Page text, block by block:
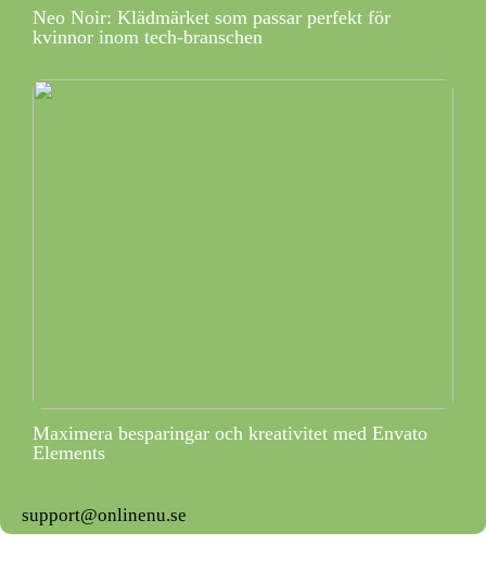
Neo Noir: Klädmärket som passar perfekt för
kvinnor inom tech-branschen
Maximera besparingar och kreativitet med Envato
Elements
support@onlinenu.se